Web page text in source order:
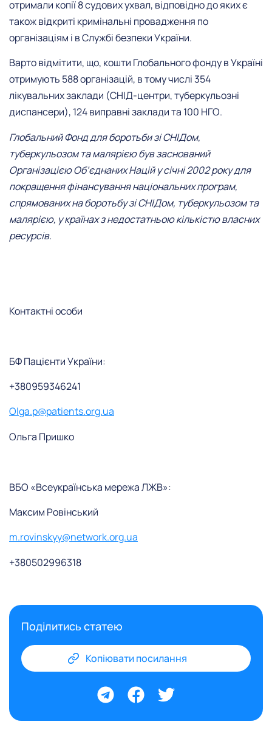
отримали копії 8 судових ухвал, відповідно до яких є
також відкриті кримінальні провадження по
організаціям і в Службі безпеки України.
Варто відмітити, що, кошти Глобального фонду в Україні
отримують 588 організацій, в тому числі 354
лікувальних заклади (СНІД-центри, туберкульозні
диспансери), 124 виправні заклади та 100 НГО.
Глобальний Фонд для боротьби зі СНІДом,
туберкульозом та малярією був заснований
Організацією Об’єднаних Націй у січні 2002 року для
покращення фінансування національних програм,
спрямованих на боротьбу зі СНІДом, туберкульозом та
малярією, у країнах з недостатньою кількістю власних
ресурсів.
Контактні особи
БФ Пацієнти України:
+380959346241
Olga.p@patients.org.ua
Ольга Пришко
ВБО «Всеукраїнська мережа ЛЖВ»:
Максим Ровінський
m.rovinskyy@network.org.ua
+380502996318
Поділитись статею
Копіювати посилання